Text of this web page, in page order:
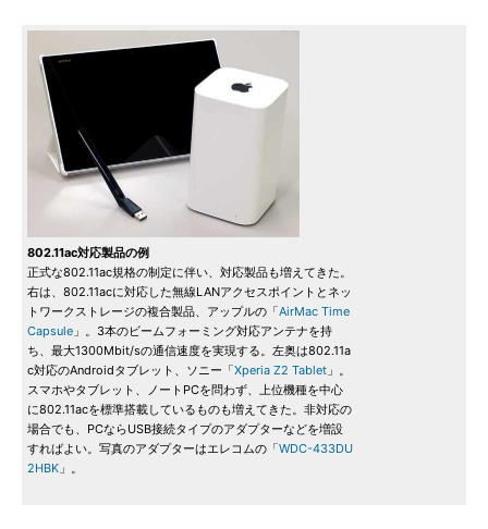
802.11ac対応製品の例
正式な802.11ac規格の制定に伴い、対応製品も増えてきた。
右は、802.11acに対応した無線LANアクセスポイントとネッ
トワークストレージの複合製品、アップルの「AirMac Time
Capsule 」。3本のビームフォーミング対応アンテナを持
ち、最大1300Mbit/sの通信速度を実現する。左奥は802.11a
c対応のAndroidタブレット、ソニー「Xperia Z2 Tablet 」。
スマホやタブレット、ノートPCを問わず、上位機種を中心
に802.11acを標準搭載しているものも増えてきた。非対応の
場合でも、PCならUSB接続タイプのアダプターなどを増設
すればよい。写真のアダプターはエレコムの「WDC-433DU
2HBK 」。